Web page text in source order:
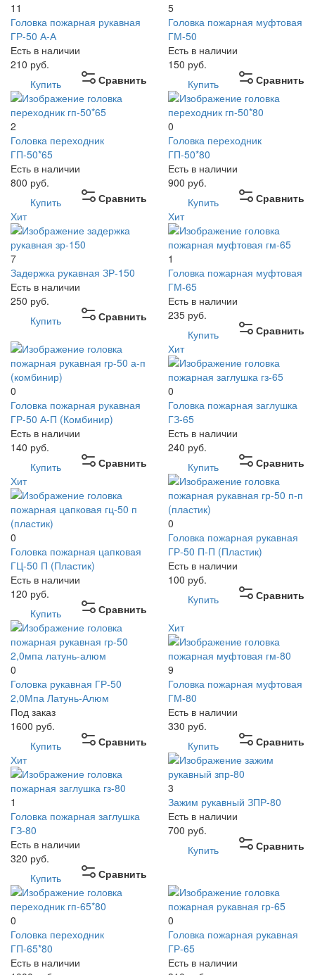
11
Головка пожарная рукавная
ГР-50 А-А
Есть в наличии
210 руб.
Сравнить
Купить
5
Головка пожарная муфтовая
ГМ-50
Есть в наличии
150 руб.
Сравнить
Купить
2
Головка переходник
ГП-50*65
Есть в наличии
800 руб.
Сравнить
Купить
0
Головка переходник
ГП-50*80
Есть в наличии
900 руб.
Сравнить
Купить
Хит
7
Задержка рукавная ЗР-150
Есть в наличии
250 руб.
Сравнить
Купить
Хит
1
Головка пожарная муфтовая
ГМ-65
Есть в наличии
235 руб.
Сравнить
Купить
0
Головка пожарная рукавная
ГР-50 А-П (Комбинир)
Есть в наличии
140 руб.
Сравнить
Купить
Хит
0
Головка пожарная заглушка
ГЗ-65
Есть в наличии
240 руб.
Сравнить
Купить
Хит
0
Головка пожарная цапковая
ГЦ-50 П (Пластик)
Есть в наличии
120 руб.
Сравнить
Купить
0
Головка пожарная рукавная
ГР-50 П-П (Пластик)
Есть в наличии
100 руб.
Сравнить
Купить
0
Головка рукавная ГР-50
2,0Мпа Латунь-Алюм
Под заказ
1600 руб.
Сравнить
Купить
Хит
9
Головка пожарная муфтовая
ГМ-80
Есть в наличии
330 руб.
Сравнить
Купить
Хит
1
Головка пожарная заглушка
ГЗ-80
Есть в наличии
320 руб.
Сравнить
Купить
3
Зажим рукавный ЗПР-80
Есть в наличии
700 руб.
Сравнить
Купить
0
Головка переходник
ГП-65*80
Есть в наличии
0
Головка пожарная рукавная
ГР-65
Есть в наличии